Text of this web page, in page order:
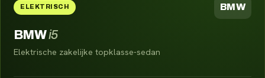
ELEKTRISCH BMW
BMWi5
Elektrische zakelijke topklasse-sedan